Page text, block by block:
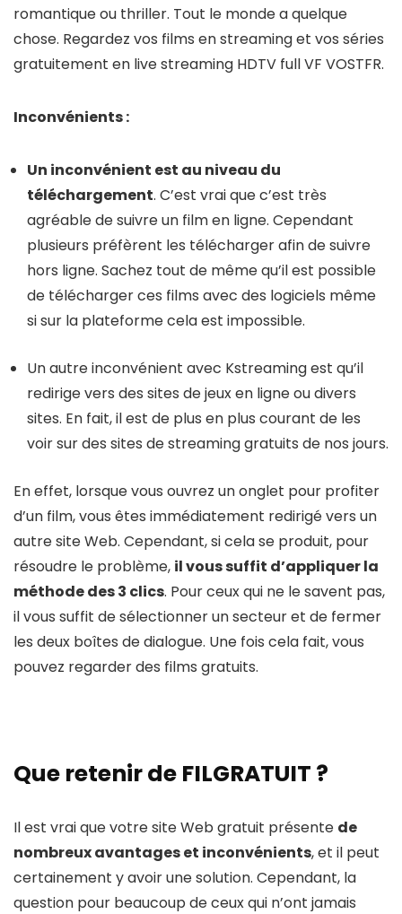
romantique ou thriller. Tout le monde a quelque
chose. Regardez vos films en streaming et vos séries
gratuitement en live streaming HDTV full VF VOSTFR.
Inconvénients :
Un inconvénient est au niveau du
téléchargement. C’est vrai que c’est très
agréable de suivre un film en ligne. Cependant
plusieurs préfèrent les télécharger afin de suivre
hors ligne. Sachez tout de même qu’il est possible
de télécharger ces films avec des logiciels même
si sur la plateforme cela est impossible.
Un autre inconvénient avec Kstreaming est qu’il
redirige vers des sites de jeux en ligne ou divers
sites. En fait, il est de plus en plus courant de les
voir sur des sites de streaming gratuits de nos jours.
En effet, lorsque vous ouvrez un onglet pour profiter
d’un film, vous êtes immédiatement redirigé vers un
autre site Web. Cependant, si cela se produit, pour
résoudre le problème, il vous suffit d’appliquer la
méthode des 3 clics. Pour ceux qui ne le savent pas,
il vous suffit de sélectionner un secteur et de fermer
les deux boîtes de dialogue. Une fois cela fait, vous
pouvez regarder des films gratuits.
Que retenir de FILGRATUIT ?
Il est vrai que votre site Web gratuit présente de
nombreux avantages et inconvénients, et il peut
certainement y avoir une solution. Cependant, la
question pour beaucoup de ceux qui n’ont jamais